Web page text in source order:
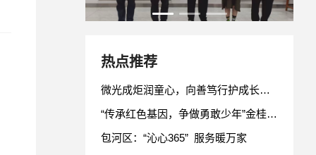
热点推荐
微光成炬润童心，向善笃行护成长——安徽省江启戎教育基金会合肥幸福少年帮扶专项基金项目包河区服务队正式成立
“传承红色基因，争做勇敢少年”金桂社区御景城居民活动中心开展《鸡毛信》观影及手工制作主题活动
包河区：“沁心365” 服务暖万家